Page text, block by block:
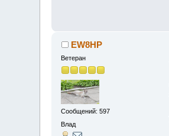
EW8HP
Ветеран
Сообщений: 597
Влад